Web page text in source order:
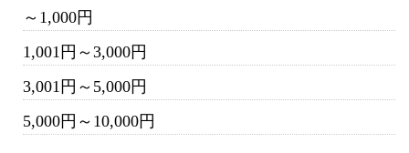
～1,000円
1,001円～3,000円
3,001円～5,000円
5,000円～10,000円